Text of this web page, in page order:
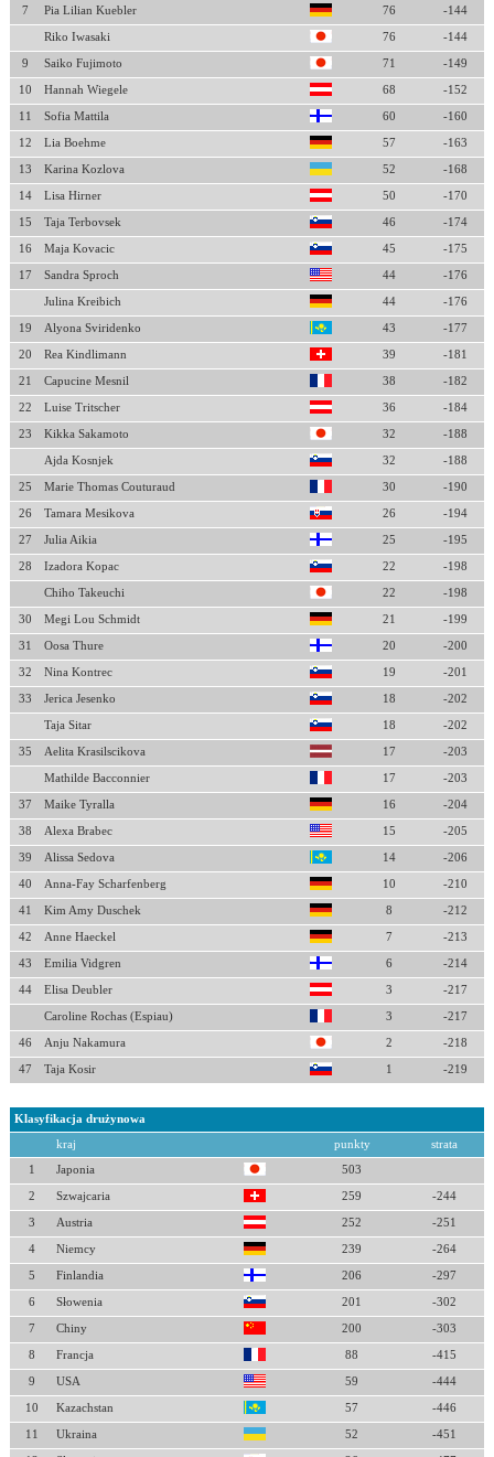
7 Pia Lilian Kuebler 76 -144
Riko Iwasaki 76 -144
9 Saiko Fujimoto 71 -149
10 Hannah Wiegele 68 -152
11 Sofia Mattila 60 -160
12 Lia Boehme 57 -163
13 Karina Kozlova 52 -168
14 Lisa Hirner 50 -170
15 Taja Terbovsek 46 -174
16 Maja Kovacic 45 -175
17 Sandra Sproch 44 -176
Julina Kreibich 44 -176
19 Alyona Sviridenko 43 -177
20 Rea Kindlimann 39 -181
21 Capucine Mesnil 38 -182
22 Luise Tritscher 36 -184
23 Kikka Sakamoto 32 -188
Ajda Kosnjek 32 -188
25 Marie Thomas Couturaud 30 -190
26 Tamara Mesikova 26 -194
27 Julia Aikia 25 -195
28 Izadora Kopac 22 -198
Chiho Takeuchi 22 -198
30 Megi Lou Schmidt 21 -199
31 Oosa Thure 20 -200
32 Nina Kontrec 19 -201
33 Jerica Jesenko 18 -202
Taja Sitar 18 -202
35 Aelita Krasilscikova 17 -203
Mathilde Bacconnier 17 -203
37 Maike Tyralla 16 -204
38 Alexa Brabec 15 -205
39 Alissa Sedova 14 -206
40 Anna-Fay Scharfenberg 10 -210
41 Kim Amy Duschek 8 -212
42 Anne Haeckel 7 -213
43 Emilia Vidgren 6 -214
44 Elisa Deubler 3 -217
Caroline Rochas (Espiau) 3 -217
46 Anju Nakamura 2 -218
47 Taja Kosir 1 -219
Klasyfikacja drużynowa
kraj punkty strata
1 Japonia 503
2 Szwajcaria 259 -244
3 Austria 252 -251
4 Niemcy 239 -264
5 Finlandia 206 -297
6 Słowenia 201 -302
7 Chiny 200 -303
8 Francja 88 -415
9 USA 59 -444
10 Kazachstan 57 -446
11 Ukraina 52 -451